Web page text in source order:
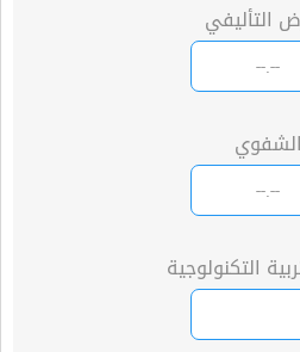
التأليفي
الشفوي
التكنولوجية